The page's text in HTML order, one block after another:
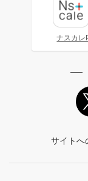
ナスカレ
サイトへ